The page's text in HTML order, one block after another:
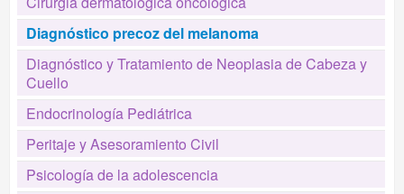
Diagnóstico precoz del melanoma
Diagnóstico y Tratamiento de Neoplasia de Cabeza y
Cuello
Endocrinología Pediátrica
Peritaje y Asesoramiento Civil
Psicología de la adolescencia